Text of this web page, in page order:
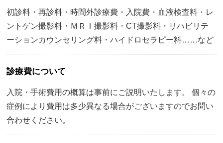
初診料・再診料・時間外診療費・入院費・血液検査料・レ
ントゲン撮影料・ＭＲＩ撮影料・CT撮影料・リハビリテ
ーションカウンセリング料・ハイドロセラピー料……など
診療費について
入院・手術費用の概算は事前にご説明いたします。 個々の
症例により費用は多少異なる場合がございますのでお問い
合わせください。